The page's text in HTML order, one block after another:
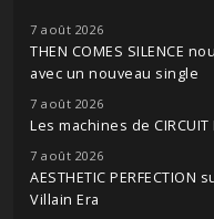
7 août 2026
THEN COMES SILENCE
avec un nouveau single
7 août 2026
Les machines de
7 août 2026
AESTHETIC
Villain Era